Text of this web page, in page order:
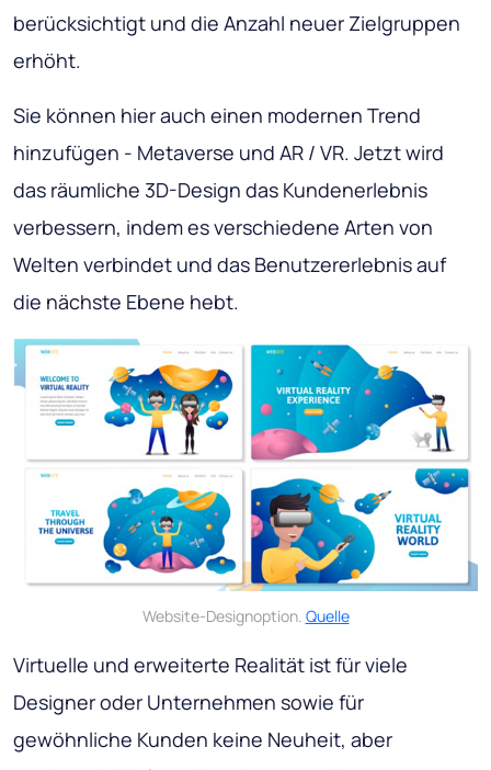
berücksichtigt und die Anzahl neuer Zielgruppen
erhöht.
Sie können hier auch einen modernen Trend
hinzufügen - Metaverse und AR / VR. Jetzt wird
das räumliche 3D-Design das Kundenerlebnis
verbessern, indem es verschiedene Arten von
Welten verbindet und das Benutzererlebnis auf
die nächste Ebene hebt.
Website-Designoption. Quelle
Virtuelle und erweiterte Realität ist für viele
Designer oder Unternehmen sowie für
gewöhnliche Kunden keine Neuheit, aber